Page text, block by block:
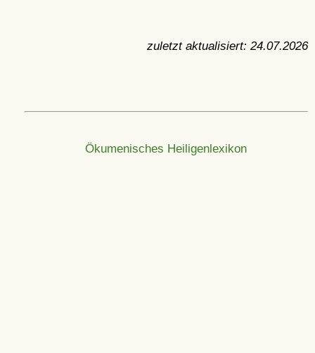
zuletzt aktualisiert: 24.07.2026
Ökumenisches Heiligenlexikon